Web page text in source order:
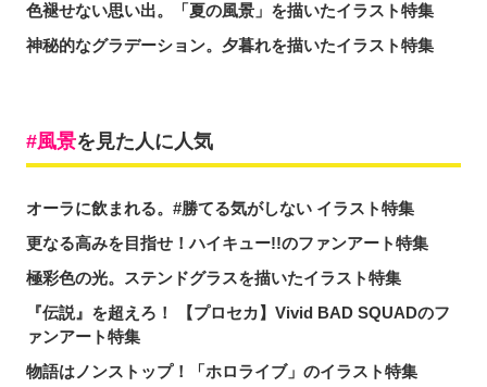
色褪せない思い出。「夏の風景」を描いたイラスト特集
神秘的なグラデーション。夕暮れを描いたイラスト特集
風景を見た人に人気
オーラに飲まれる。#勝てる気がしない イラスト特集
更なる高みを目指せ！ハイキュー!!のファンアート特集
極彩色の光。ステンドグラスを描いたイラスト特集
『伝説』を超えろ！ 【プロセカ】Vivid BAD SQUADのフ
ァンアート特集
物語はノンストップ！「ホロライブ」のイラスト特集